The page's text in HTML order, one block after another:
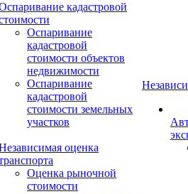
кадастровой
Оспаривание
кадастровой
стоимости объектов
недвижимости
Оспаривание
кадастровой
стоимости земельных
участков
оценка
Оценка рыночной
стоимости